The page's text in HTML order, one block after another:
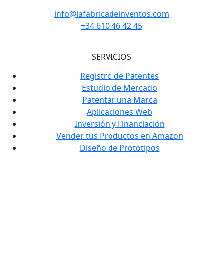
info@lafabricadeinventos.com
+34 610 46 42 45
SERVICIOS
Registro de Patentes
Estudio de Mercado
Patentar una Marca
Aplicaciones Web
Inversión y Financiación
Vender tus Productos en Amazon
Diseño de Prototipos